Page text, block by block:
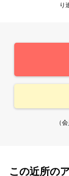
り
（
この近所の